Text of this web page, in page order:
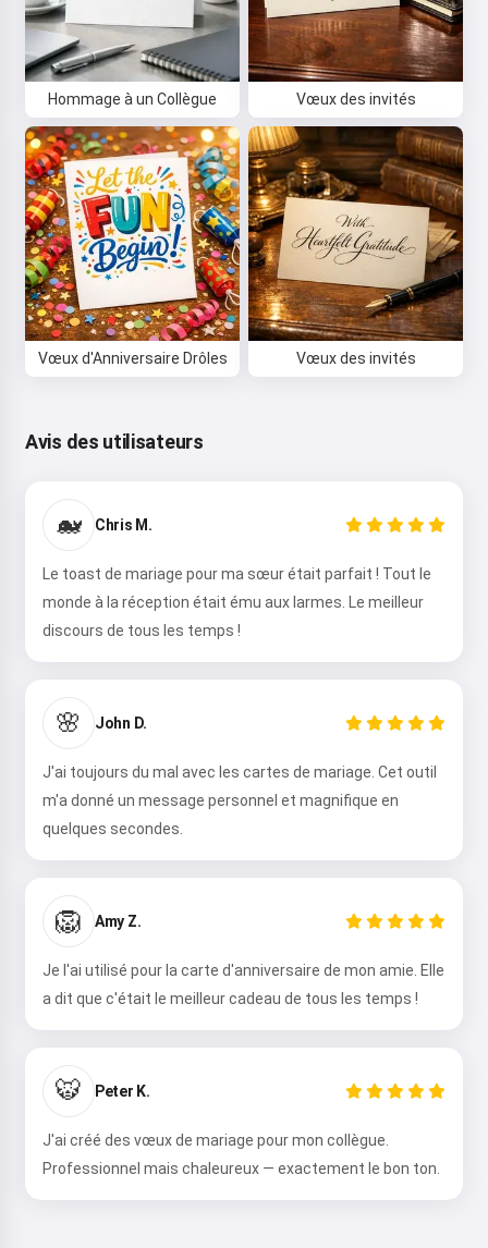
Hommage à un Collègue Vœux des invités
Vœux d'Anniversaire Drôles Vœux des invités
Avis des utilisateurs
🐋 Chris M.
Le toast de mariage pour ma sœur était parfait ! Tout le
monde à la réception était ému aux larmes. Le meilleur
discours de tous les temps !
🌸 John D.
J'ai toujours du mal avec les cartes de mariage. Cet outil
m'a donné un message personnel et magnifique en
quelques secondes.
🦁 Amy Z.
Je l'ai utilisé pour la carte d'anniversaire de mon amie. Elle
a dit que c'était le meilleur cadeau de tous les temps !
🐯 Peter K.
J'ai créé des vœux de mariage pour mon collègue.
Professionnel mais chaleureux — exactement le bon ton.
Salut 👋
Je peux créer des chansons, écrire
des poèmes et faire des
félicitations 🥰
Essayer
J'accepte : Conditions d’utilisation,